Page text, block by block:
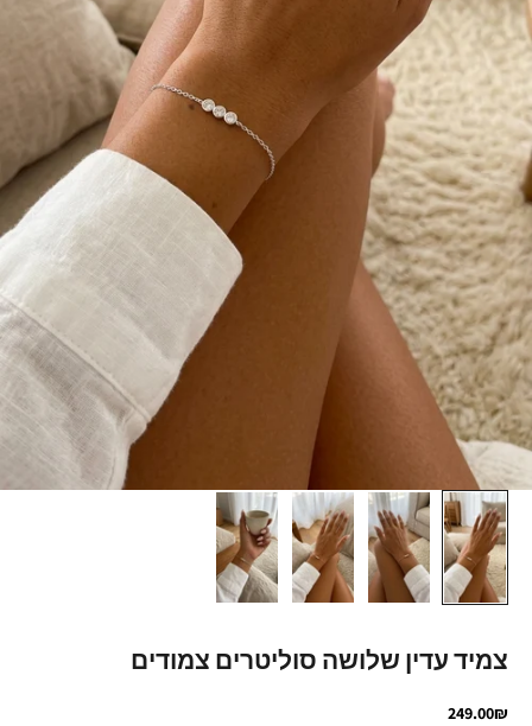
צמיד עדין שלושה סוליטרים צמודים
מחיר מבצע
249.00₪